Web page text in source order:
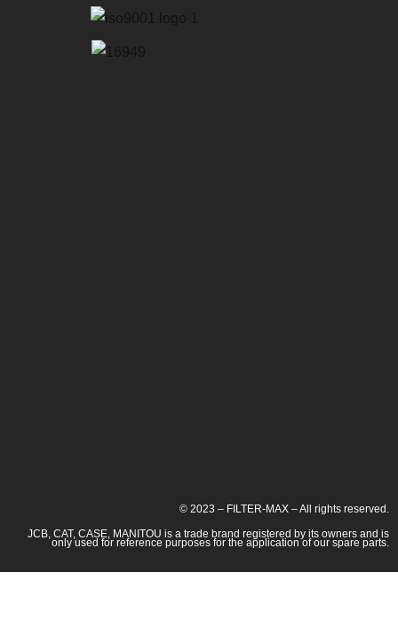
© 2023 – FILTER-MAX – All rights reserved.
JCB, CAT, CASE, MANITOU is a trade brand registered by its owners and is
only used for reference purposes for the application of our spare parts.